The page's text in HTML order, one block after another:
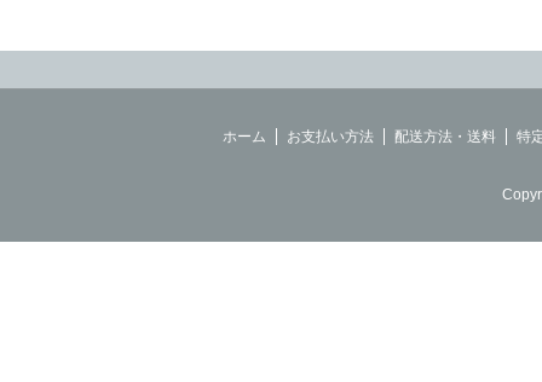
ホーム お支払い方法 配送方法・送料 特